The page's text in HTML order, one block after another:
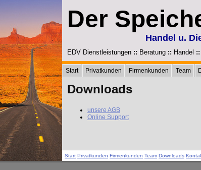
Der
Handel u.
EDV Dienstleistungen :: Beratung :: Handel ::
Start Privatkunden Firmenkunden Team
Downloads
unsere AGB
Online Support
Start Privatkunden Firmenkunden Team Downloads